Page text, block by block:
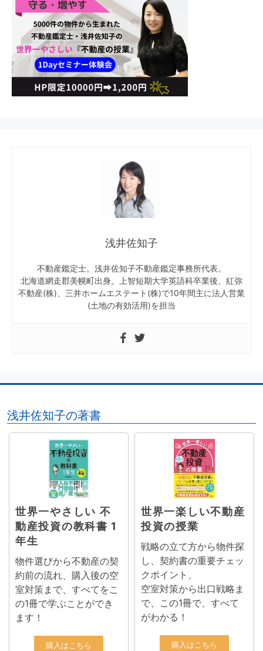
浅井佐知子
不動産鑑定士。浅井佐知子不動産鑑定事務所代表。
北海道網走郡美幌町出身。上智短期大学英語科卒業後、紅弥
不動産(株)、三井ホームエステート(株)で10年間主に法人営業
(土地の有効活用)を担当
浅井佐知子の著書
世界一やさしい 不
動産投資の教科書 1
年生
物件選びから不動産の契
約前の流れ、購入後の空
室対策まで、すべてをこ
の1冊で学ぶことができ
ます！
購入はこちら
世界一楽しい不動産
投資の授業
戦略の立て方から物件探
し、契約書の重要チェッ
クポイント、
空室対策から出口戦略ま
で、この1冊で、すべて
がわかる！
購入はこちら